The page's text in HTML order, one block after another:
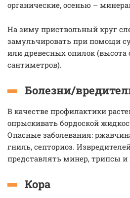
органические, осенью –
На зиму приствольный круг
замульчировать при помощи
или древесных опилок (высота
сантиметров).
Болезни/
В качестве профилактики
опрыскивать бордоской
Опасные заболевания:
гниль, септориоз.
представлять минер, трипсы и
Кора